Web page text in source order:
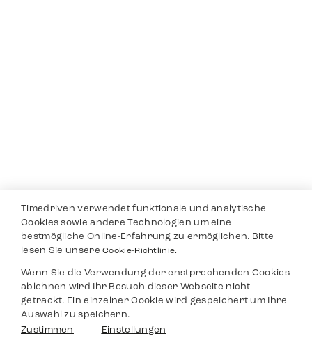
Timedriven verwendet funktionale und analytische
Cookies sowie andere Technologien um eine
bestmögliche Online-Erfahrung zu ermöglichen. Bitte
lesen Sie unsereCookie-Richtlinie.
Wenn Sie die Verwendung der enstprechenden Cookies
ablehnen wird Ihr Besuch dieser Webseite nicht
getrackt. Ein einzelner Cookie wird gespeichert um Ihre
Auswahl zu speichern.
Zustimmen
Einstellungen